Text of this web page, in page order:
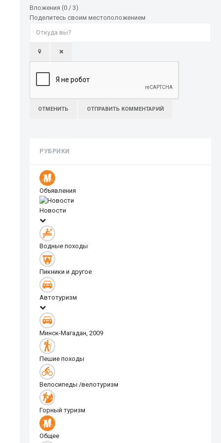
Вложения (0 / 3)
Поделитесь своим местоположением
ОТМЕНИТЬ ОТПРАВИТЬ КОММЕНТАРИЙ
РУБРИКИ
Объявления
Новости
Водные походы
Пикники и другое
Автотуризм
Минск-Магадан, 2009
Пешие походы
Велосипеды /велотуризм
Горный туризм
Общее